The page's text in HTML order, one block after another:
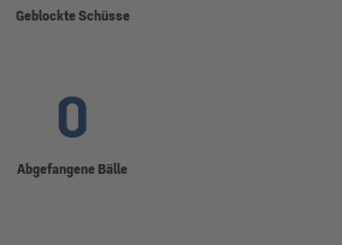
Geblockte Schüsse
Abgefangene Bälle
0